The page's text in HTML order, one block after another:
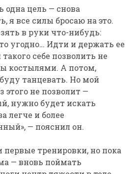
одна цель — снова
я все силы бросаю на это.
в руки что-нибудь:
угодно… Идти и держать ее
себе позволить не
костылями. А потом,
танцевать. Но мой
не позволит —
нужно будет искать
легче и более
— пояснил он.
тренировки, но пока
— вновь поймать